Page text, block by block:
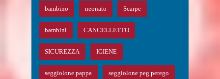
bambino neonato Scarpe
bambini CANCELLETTO
SICUREZZA IGIENE
seggiolone pappa seggiolone peg perego